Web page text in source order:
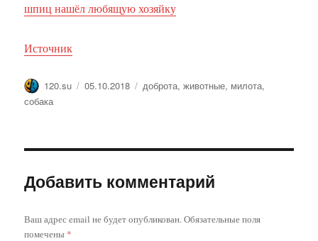
шпиц нашёл любящую хозяйку
Источник
Автор
120.su Опубликовано
05.10.2018 Метки
доброта,животные, милота,
собака
Добавить комментарий
Ваш адрес email не будет опубликован.Обязательные поля
помечены *